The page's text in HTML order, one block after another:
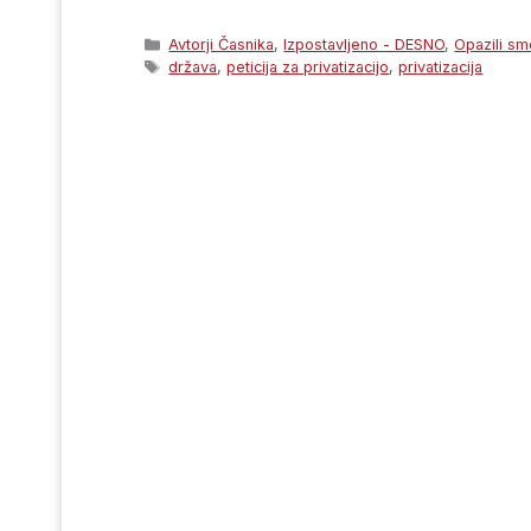
Categories
Avtorji Časnika,Izpostavljeno - DESNO,Opazili
Tags
država,peticija za privatizacijo,privatizacija